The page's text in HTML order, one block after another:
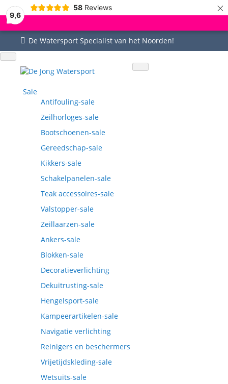
9,6
58 Reviews ×
De Watersport Specialist van het Noorden!
Uitstekende service
Sale
Antifouling-sale
Zeilhorloges-sale
Bootschoenen-sale
Gereedschap-sale
Kikkers-sale
Schakelpanelen-sale
Teak accessoires-sale
Valstopper-sale
Zeillaarzen-sale
Ankers-sale
Blokken-sale
Decoratieverlichting
Dekuitrusting-sale
Hengelsport-sale
Kampeerartikelen-sale
Navigatie verlichting
Reinigers en beschermers
Vrijetijdskleding-sale
Wetsuits-sale